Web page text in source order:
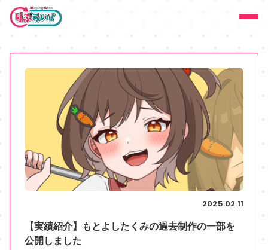
2025.02.11
【実績紹介】もとよしたくみの過去制作の一部を
公開しました